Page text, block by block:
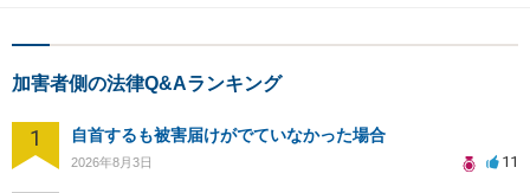
加害者側の法律Q&Aランキング
1 自首するも被害届けがでていなかった場合
2026年8月3日 11